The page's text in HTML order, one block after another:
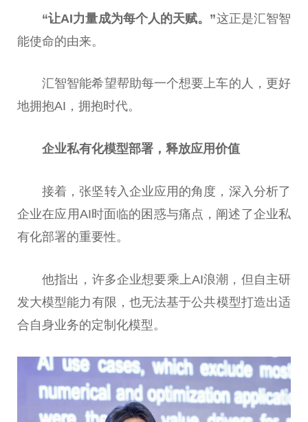
“让AI力量成为每个人的天赋。”这正是汇智智
能使命的由来。
汇智智能希望帮助每一个想要上车的人，更好
地拥抱AI，拥抱时代。
企业私有化模型部署，释放应用价值
接着，张坚转入企业应用的角度，深入分析了
企业在应用AI时面临的困惑与痛点，阐述了企业私
有化部署的重要性。
他指出，许多企业想要乘上AI浪潮，但自主研
发大模型能力有限，也无法基于公共模型打造出适
合自身业务的定制化模型。